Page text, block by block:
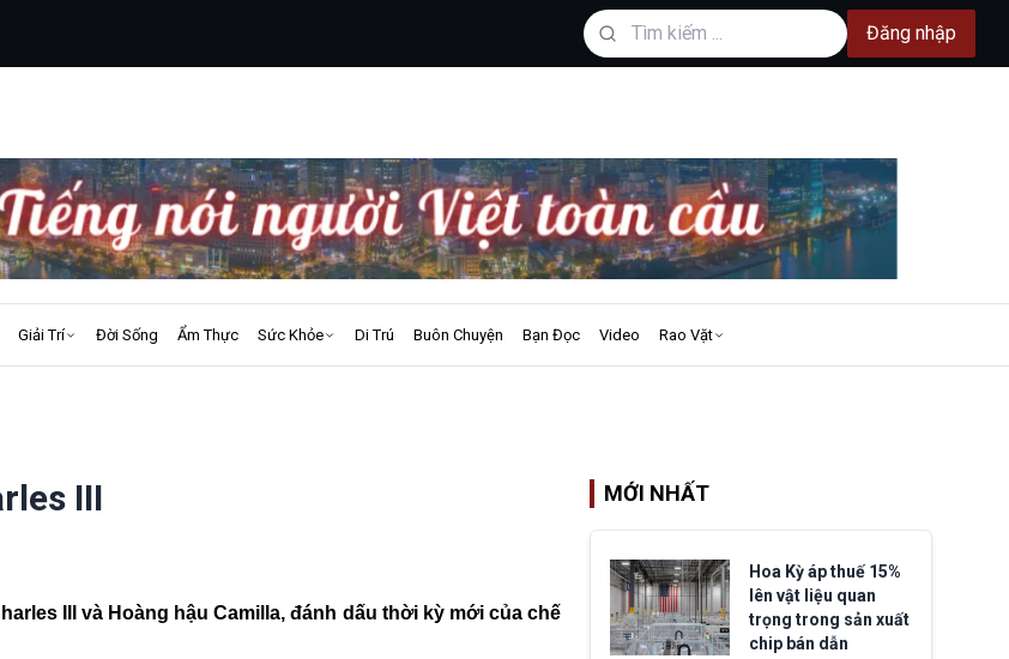
Đăng nhập
Giải Trí Đời Sống Ẩm Thực Sức Khỏe Di Trú Buôn Chuyện Bạn Đọc Video Rao Vặt
III
III và Hoàng hậu Camilla, đánh dấu thời kỳ mới của chế
MỚI NHẤT
Hoa Kỳ áp thuế 15%
lên vật liệu quan
trọng trong sản xuất
chip bán dẫn